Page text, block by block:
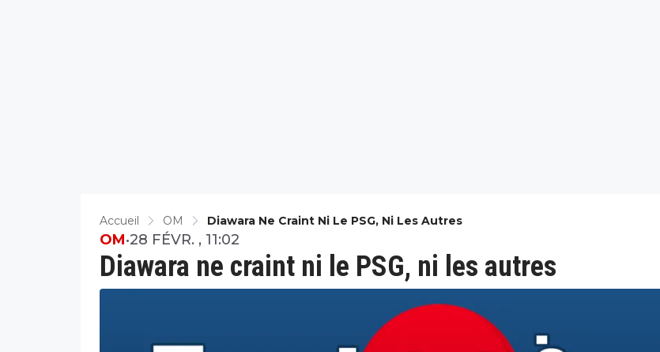
Accueil OM Diawara Ne Craint Ni Le PSG, Ni Les Autres
Diawara ne craint ni le PSG, ni les autres
OM•28 FÉVR. , 11:02